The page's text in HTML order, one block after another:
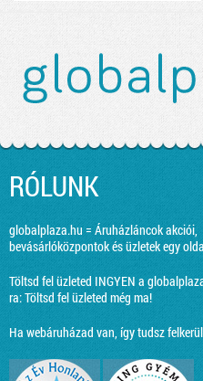
RÓLUNK
globalplaza.hu = Áruházláncok akciói,
bevásárlóközpontok és üzletek egy
Töltsd fel üzleted INGYEN a
ra:Töltsd fel üzleted még ma!
Ha webáruházad van, így tudsz